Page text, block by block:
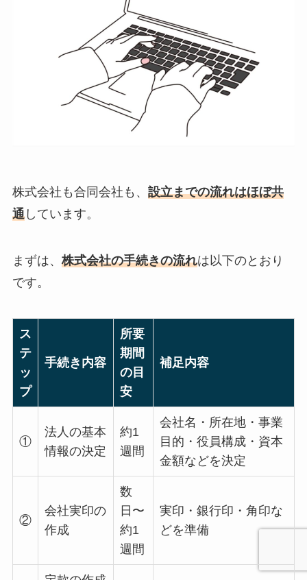
株式会社も合同会社も、 設立までの流れはほぼ共
通しています。
まずは、 株式会社の手続きの流れは以下のとおり
です。
ス
テ
ッ
プ
手続き内容
所要
期間
の目
安
補足内容
①
法人の基本
情報の決定
約1
週間
会社名・所在地・事業
目的・役員構成・資本
金額などを決定
②
会社実印の
作成
数
日〜
約1
週間
実印・銀行印・角印な
どを準備